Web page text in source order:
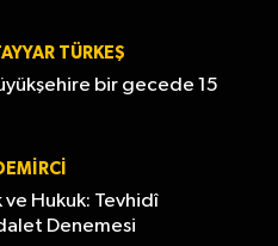
TÜRKEŞ
bir gecede 15
ve Hukuk: Tevhidî
Denemesi